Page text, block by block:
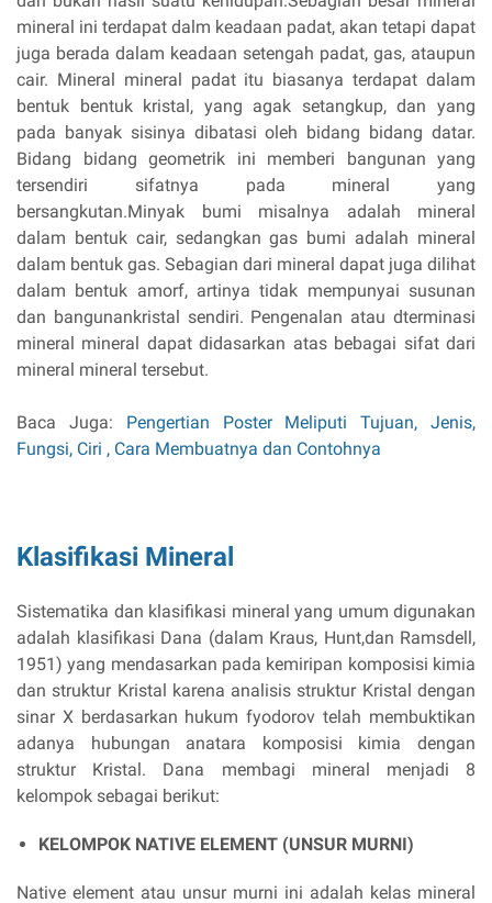
mineral ini terdapat dalm keadaan padat, akan tetapi dapat
juga berada dalam keadaan setengah padat, gas, ataupun
cair. Mineral mineral padat itu biasanya terdapat dalam
bentuk bentuk kristal, yang agak setangkup, dan yang
pada banyak sisinya dibatasi oleh bidang bidang datar.
Bidang bidang geometrik ini memberi bangunan yang
tersendiri sifatnya pada mineral yang
bersangkutan.Minyak bumi misalnya adalah mineral
dalam bentuk cair, sedangkan gas bumi adalah mineral
dalam bentuk gas. Sebagian dari mineral dapat juga dilihat
dalam bentuk amorf, artinya tidak mempunyai susunan
dan bangunankristal sendiri. Pengenalan atau dterminasi
mineral mineral dapat didasarkan atas bebagai sifat dari
mineral mineral tersebut.
Baca Juga: Pengertian Poster Meliputi Tujuan, Jenis,
Fungsi, Ciri , Cara Membuatnya dan Contohnya
Klasifikasi Mineral
Sistematika dan klasifikasi mineral yang umum digunakan
adalah klasifikasi Dana (dalam Kraus, Hunt,dan Ramsdell,
1951) yang mendasarkan pada kemiripan komposisi kimia
dan struktur Kristal karena analisis struktur Kristal dengan
sinar X berdasarkan hukum fyodorov telah membuktikan
adanya hubungan anatara komposisi kimia dengan
struktur Kristal. Dana membagi mineral menjadi 8
kelompok sebagai berikut:
KELOMPOK NATIVE ELEMENT (UNSUR MURNI)
Native element atau unsur murni ini adalah kelas mineral